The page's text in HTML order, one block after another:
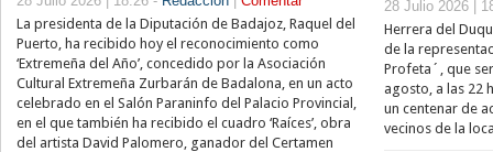
La presidenta de la Diputación de Badajoz, Raquel del
Puerto, ha recibido hoy el reconocimiento como
‘Extremeña del Año’, concedido por la Asociación
Cultural Extremeña Zurbarán de Badalona, en un acto
celebrado en el Salón Paraninfo del Palacio Provincial,
en el que también ha recibido el cuadro ‘Raíces’, obra
del artista David Palomero, ganador del Certamen
28 Julio 2026 |
Herrera del
de la
Profeta´, que
agosto, a las 22
un centenar de
vecinos de la